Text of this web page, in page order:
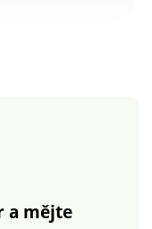
a mějte